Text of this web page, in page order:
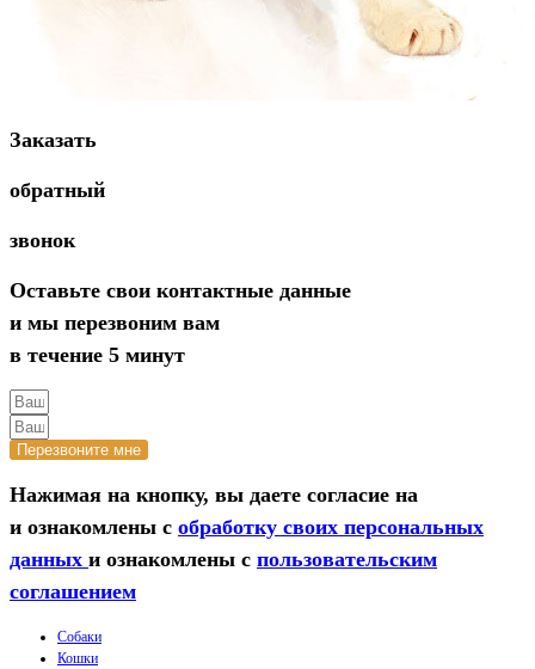
Заказать
обратный
звонок
Оставьте свои контактные данные
и мы перезвоним вам
в течение 5 минут
Перезвоните мне
Нажимая на кнопку, вы даете согласие на
и ознакомлены с обработку своих персональных
данных и ознакомлены с пользовательским
соглашением
Собаки
Кошки